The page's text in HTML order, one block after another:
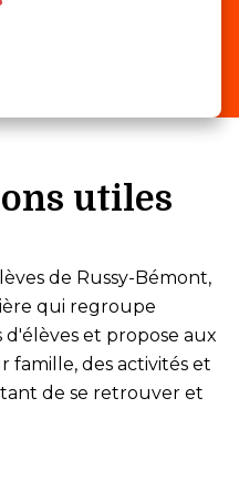
utiles
de Russy-Bémont,
qui regroupe
et propose aux
famille, des activités et
de se retrouver et